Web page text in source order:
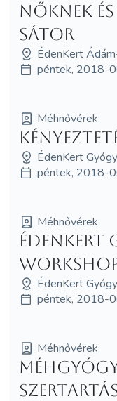
nőknek
Sátor
ÉdenKert
péntek, 2018-
Méhnővérek
ÉdenKert
péntek, 2018-
Méhnővérek
ÉdenKert
ÉdenKert
péntek, 2018-
Méhnővérek